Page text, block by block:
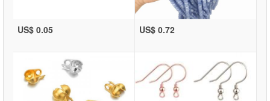
US$ 0.05 US$ 0.72